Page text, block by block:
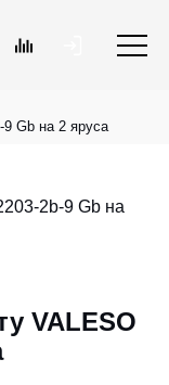
9 Gb на 2 яруса
VALESO